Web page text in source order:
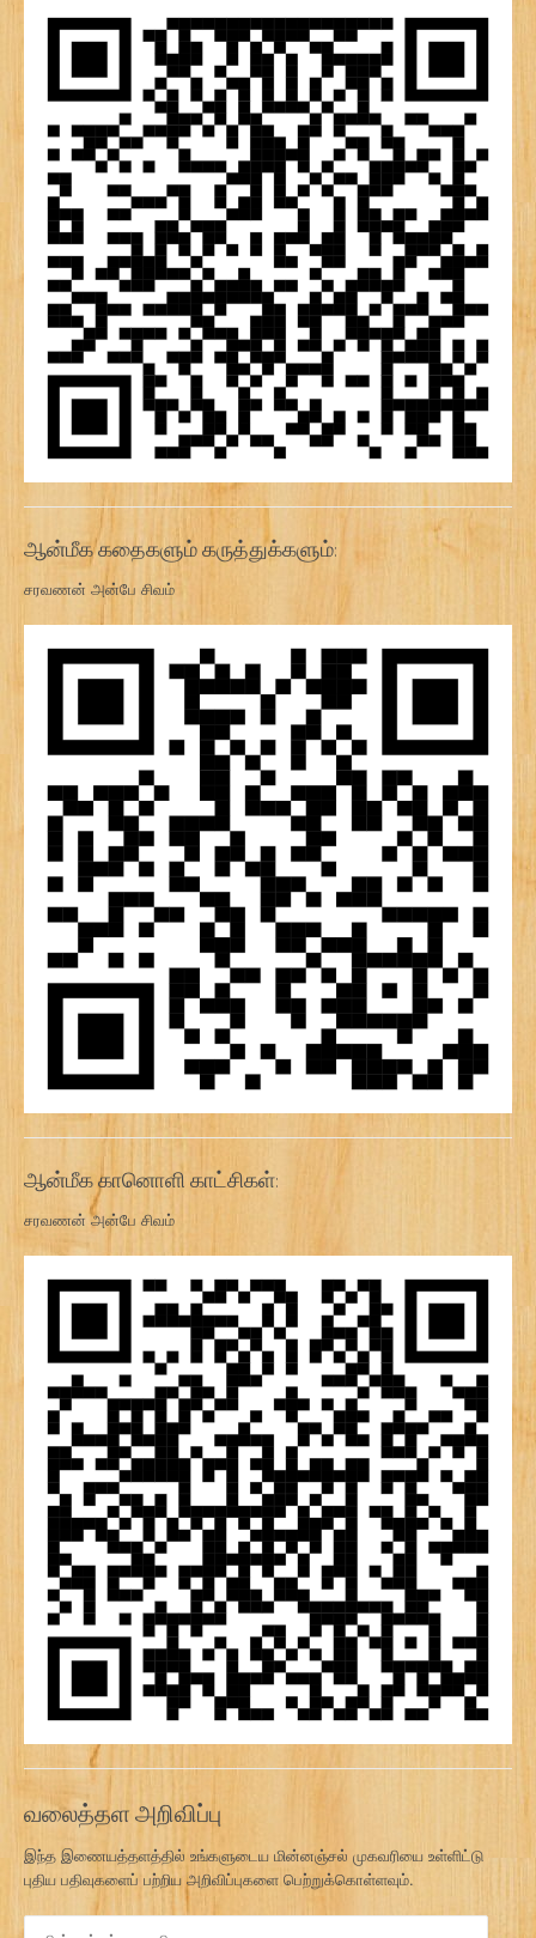
ஆன்மீக கதைகளும் கருத்துக்களும்:
சரவணன் அன்பே சிவம்
ஆன்மீக கானொளி காட்சிகள்:
சரவணன் அன்பே சிவம்
வலைத்தள அறிவிப்பு
இந்த இணையத்தளத்தில் உங்களுடைய மின்னஞ்சல் முகவரியை உள்ளிட்டு
புதிய பதிவுகளைப் பற்றிய அறிவிப்புகளை பெற்றுக்கொள்ளவும்.
மி